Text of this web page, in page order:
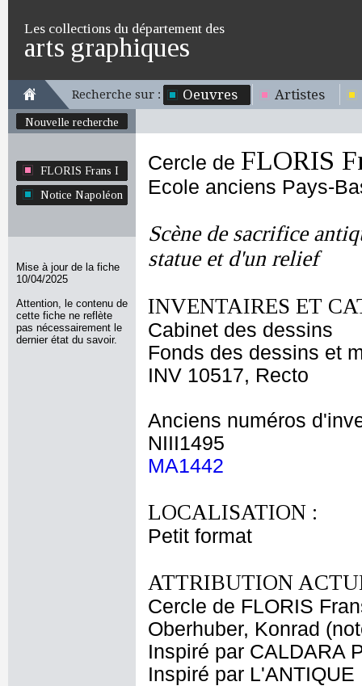
Les collections du département des
arts graphiques
Recherche sur : Oeuvres Artistes
Nouvelle recherche
FLORIS Frans I
Notice Napoléon
Mise à jour de la fiche
10/04/2025
Attention, le contenu de
cette fiche ne reflète
pas nécessairement le
dernier état du savoir.
Cercle de FLORIS
Ecole anciens Pays-
Scène de sacrifice
statue et d'un relief
INVENTAIRES ET
Cabinet des dessins
Fonds des dessins et
INV 10517, Recto
Anciens numéros
NIII1495
MA1442
LOCALISATION :
Petit format
ATTRIBUTION
Cercle de FLORIS
Oberhuber, Konrad
Inspiré par CALDARA
Inspiré par L'ANTIQUE